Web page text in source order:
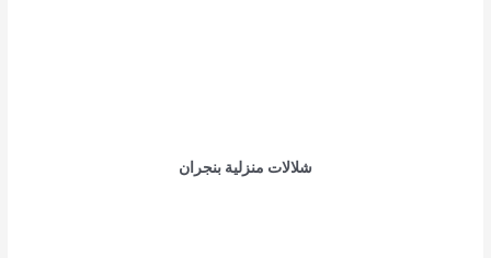
شلالات منزلية بنجران